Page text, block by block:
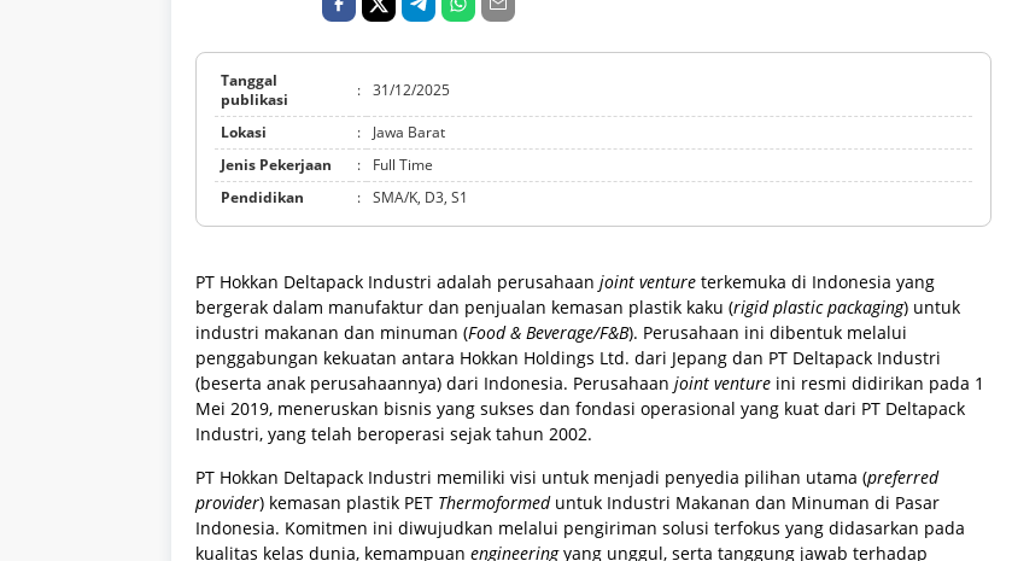
Tanggal
publikasi
: 31/12/2025
Lokasi :
Jawa Barat
Jenis Pekerjaan
:
Full Time
Pendidikan
: SMA/K, D3, S1
PT Hokkan Deltapack Industri adalah perusahaan joint venture terkemuka di Indonesia yang
bergerak dalam manufaktur dan penjualan kemasan plastik kaku (rigid plastic packaging) untuk
industri makanan dan minuman (Food & Beverage/F&B). Perusahaan ini dibentuk melalui
penggabungan kekuatan antara Hokkan Holdings Ltd. dari Jepang dan PT Deltapack Industri
(beserta anak perusahaannya) dari Indonesia. Perusahaan joint venture ini resmi didirikan pada 1
Mei 2019, meneruskan bisnis yang sukses dan fondasi operasional yang kuat dari PT Deltapack
Industri, yang telah beroperasi sejak tahun 2002.
PT Hokkan Deltapack Industri memiliki visi untuk menjadi penyedia pilihan utama (preferred
provider) kemasan plastik PET Thermoformeduntuk Industri Makanan dan Minuman di Pasar
Indonesia. Komitmen ini diwujudkan melalui pengiriman solusi terfokus yang didasarkan pada
kualitas kelas dunia, kemampuan engineeringyang unggul, serta tanggung jawab terhadap